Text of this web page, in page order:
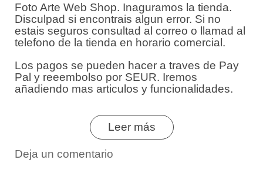
Foto Arte Web Shop. Inaguramos la tienda.
Disculpad si encontrais algun error. Si no
estais seguros consultad al correo o llamad al
telefono de la tienda en horario comercial.
Los pagos se pueden hacer a traves de Pay
Pal y reeembolso por SEUR. Iremos
añadiendo mas articulos y funcionalidades.
Leer más
Deja un comentario